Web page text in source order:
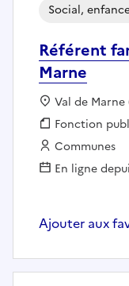
Référent
Marne
Social,
Localisation :
Val de Marne
Fonction
Fonction
Employeur :
Communes
En ligne
Ajouter aux